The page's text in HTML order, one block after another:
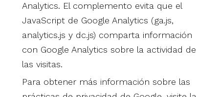
Analytics. El complemento evita que el
JavaScript de Google Analytics (ga.js,
analytics.js y dc.js) comparta información
con Google Analytics sobre la actividad de
las visitas.
Para obtener más información sobre las